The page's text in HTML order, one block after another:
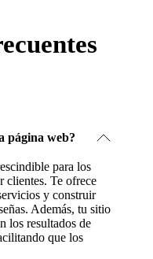
página web?
para los
clientes. Te ofrece
y construir
Además, tu sitio
los resultados de
que los